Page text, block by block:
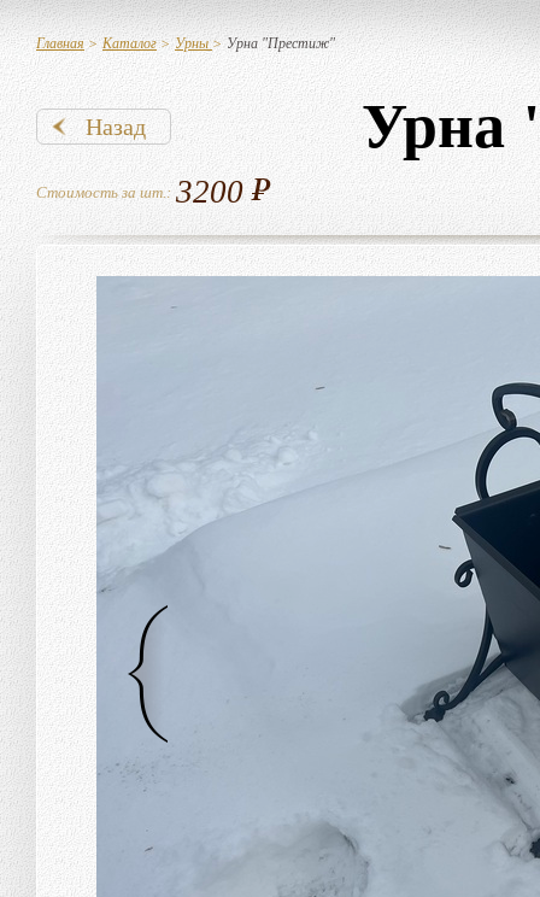
Главная > Каталог> Урны> Урна "Престиж"
Назад Урна
Стоимость за шт.: 3200